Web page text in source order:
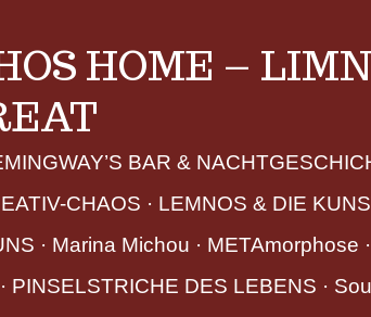
HOME –
BAR &
CHAOS · LEMNOS & DIE
· Marina Michou · METAmorphose ·
PINSELSTRICHE DES LEBENS ·